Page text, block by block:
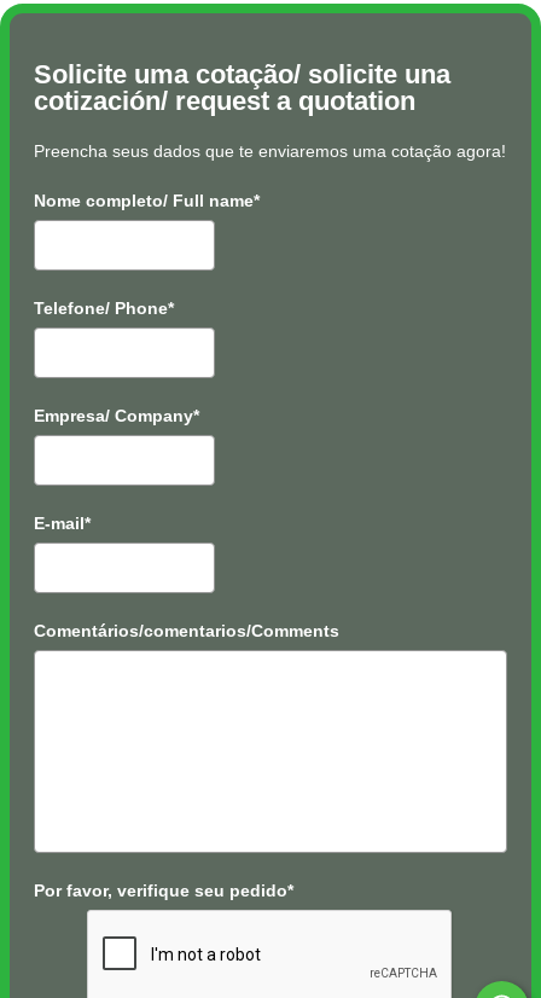
Solicite uma cotação/ solicite una
cotización/ request a quotation
Preencha seus dados que te enviaremos uma cotação agora!
Nome completo/ Full name*
Telefone/ Phone*
Empresa/ Company*
E-mail*
Comentários/comentarios/Comments
Por favor, verifique seu pedido*